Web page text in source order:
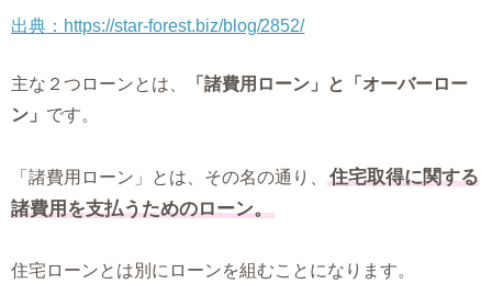
出典：https://star-forest.biz/blog/2852/
主な２つローンとは、
「諸費用ローン」と「オーバーロー
ン」 です。
「諸費用ローン」とは、その名の通り、
住宅取得に関する
諸費用を支払うためのローン。
住宅ローンとは別にローンを組むことになります。